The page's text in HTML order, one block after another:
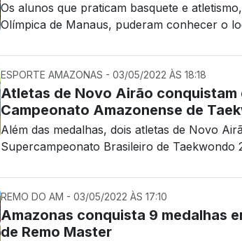
Os alunos que praticam basquete e
Olímpica de Manaus, puderam conhecer o
ESPORTE AMAZONAS - 03/05/2022 ÀS 18:18
Atletas de Novo Airão conquistam
Campeonato Amazonense de
Além das medalhas, dois atletas de Novo
Supercampeonato Brasileiro de Taekwondo
REMO DO AM - 03/05/2022 ÀS 17:10
Amazonas conquista 9 medalhas
de Remo Master